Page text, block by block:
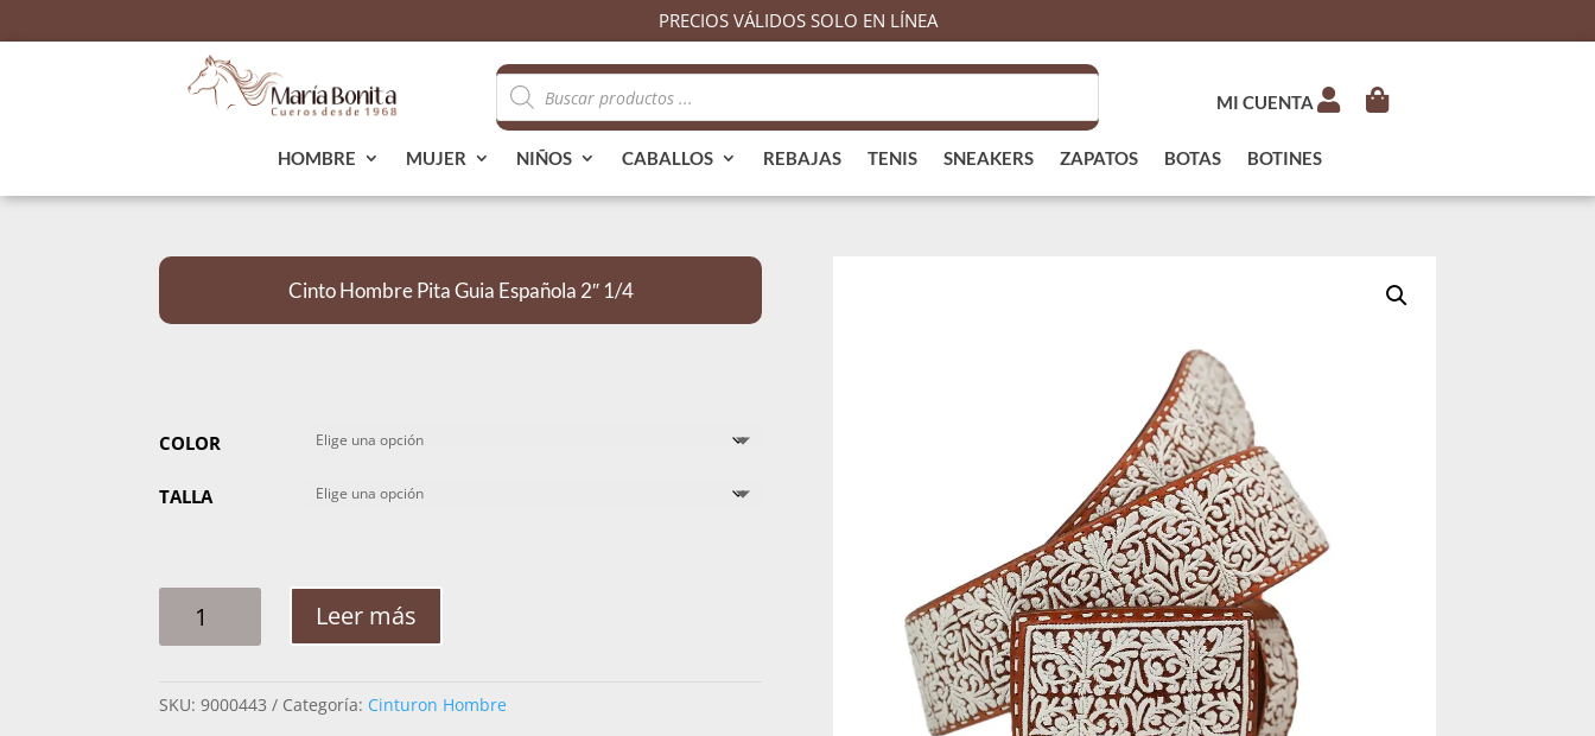
PRECIOS VÁLIDOS SOLO EN LÍNEA
Búsqueda
de
productos
MI CUENTA
HOMBRE MUJER NIÑOS CABALLOS REBAJAS TENIS SNEAKERS ZAPATOS BOTAS BOTINES
Cinto Hombre Pita Guia Española 2″ 1/4
COLOR
TALLA
HOMBRE
ESPAÑOLA
Leer más
SKU:9000443 Categoría: Cinturon Hombre